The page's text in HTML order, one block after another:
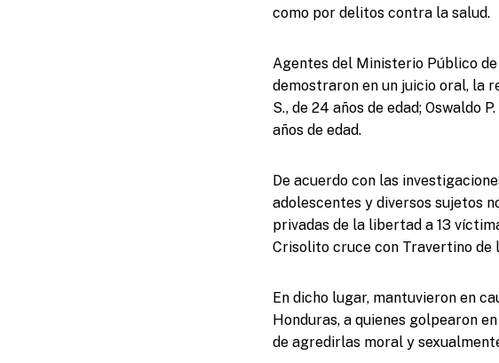
como por delitos contra la salud.
Agentes del Ministerio Público
demostraron en un juicio oral, la
S., de 24 años de edad; Oswaldo
años de edad.
De acuerdo con las
adolescentes y diversos sujetos
privadas de la libertad a 13
Crisolito cruce con Travertino de
En dicho lugar, mantuvieron en
Honduras, a quienes golpearon
de agredirlas moral y